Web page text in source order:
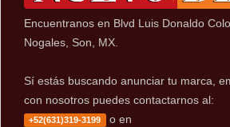
Encuentranos en Blvd Luis Donaldo
Nogales, Son, MX.
Sí estás buscando anunciar tu marca,
con nosotros puedes contactarnos al:
+52(631)319-3199 o en